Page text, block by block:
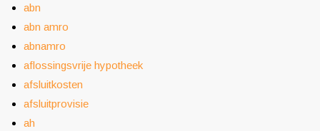
abn
abn amro
abnamro
aflossingsvrije hypotheek
afsluitkosten
afsluitprovisie
ah